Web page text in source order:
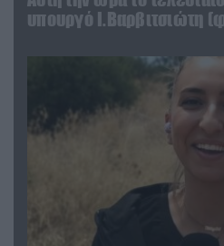
υπουργό Ι.Βαρβιτσιώτη